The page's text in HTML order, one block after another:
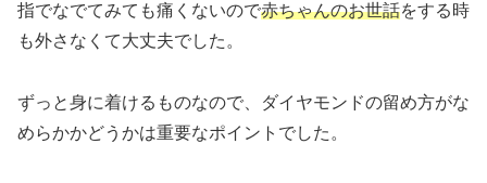
指でなでてみても痛くないので赤ちゃんのお世話をする時
も外さなくて大丈夫でした。
ずっと身に着けるものなので、ダイヤモンドの留め方がな
めらかかどうかは重要なポイントでした。